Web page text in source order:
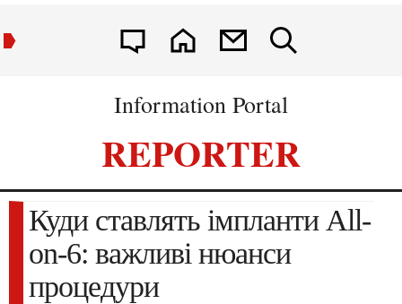
Information Portal
REPORTER
Куди ставлять імпланти All-
on-6: важливі нюанси
процедури